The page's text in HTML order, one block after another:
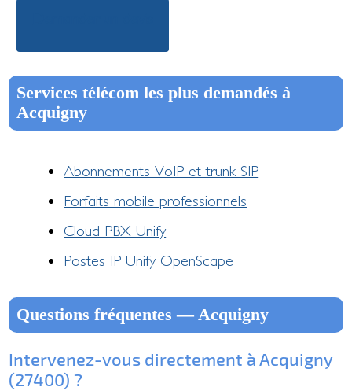
Services télécom les plus demandés à
Acquigny
Abonnements VoIP et trunk SIP
Forfaits mobile professionnels
Cloud PBX Unify
Postes IP Unify OpenScape
Questions fréquentes — Acquigny
Intervenez-vous directement à Acquigny
(27400) ?